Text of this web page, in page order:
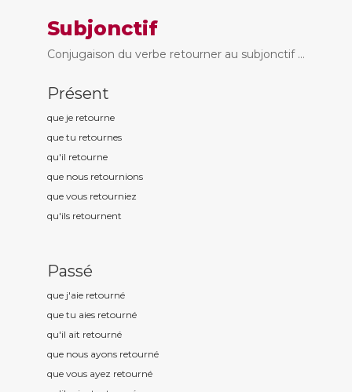
Subjonctif
Conjugaison du verbe retourner au subjonctif ...
Présent
que je retourne
que tu retournes
qu'il retourne
que nous retournions
que vous retourniez
qu'ils retournent
Passé
que j'aie retourné
que tu aies retourné
qu'il ait retourné
que nous ayons retourné
que vous ayez retourné